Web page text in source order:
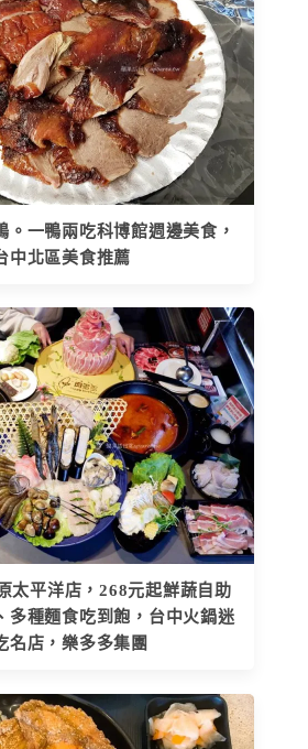
。一鴨兩吃科博館週邊美食，
中北區美食推薦
太平洋店，268元起鮮蔬自助
多種麵食吃到飽，台中火鍋迷
名店，樂多多集團